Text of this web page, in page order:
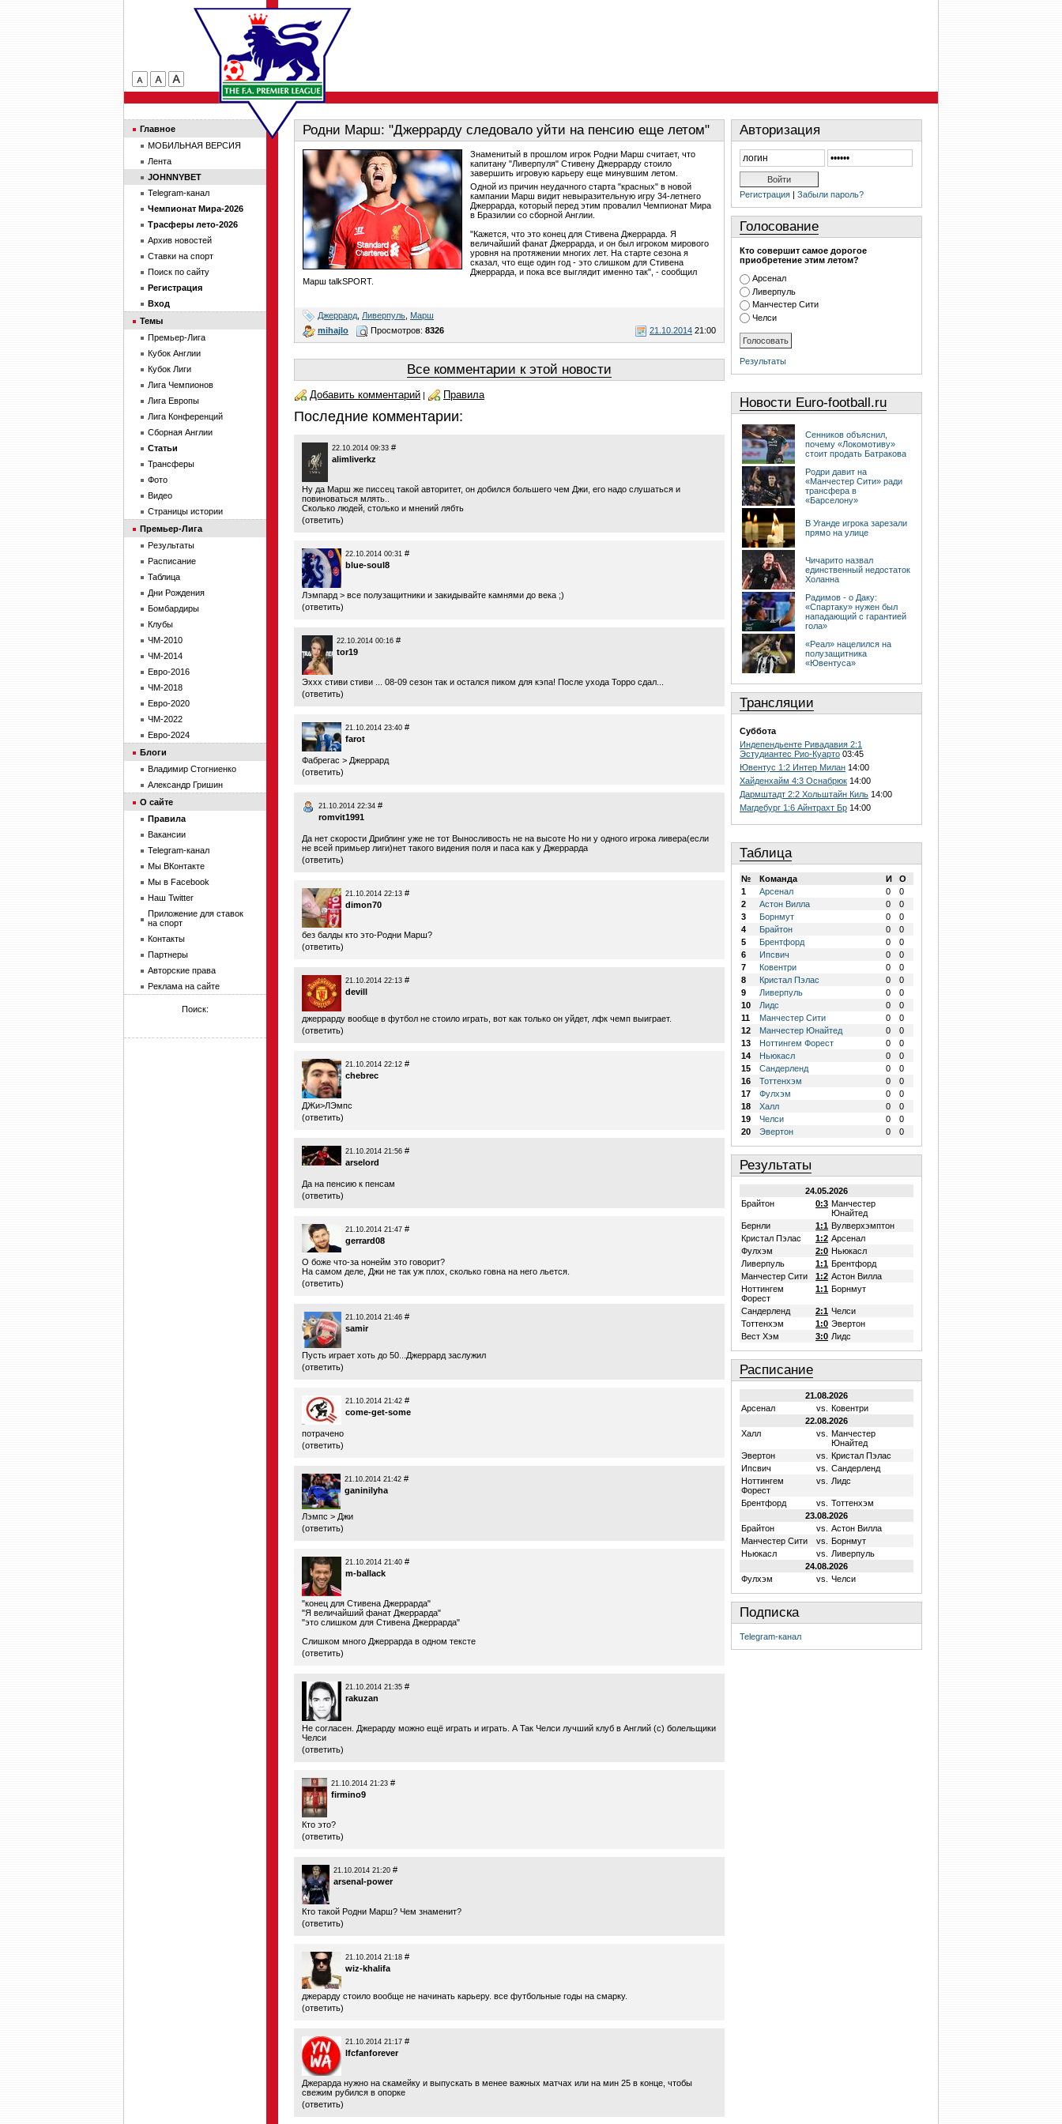
Родни Марш: "Джеррарду следовало уйти на пенсию еще летом"
Знаменитый в прошлом игрок Родни Марш считает, что
капитану "Ливерпуля" Стивену Джеррарду стоило
завершить игровую карьеру еще минувшим летом.
Одной из причин неудачного старта "красных" в новой
кампании Марш видит невыразительную игру 34-летнего
Джеррарда, который перед этим провалил Чемпионат Мира
в Бразилии со сборной Англии.
"Кажется, что это конец для Стивена Джеррарда. Я
величайший фанат Джеррарда, и он был игроком мирового
уровня на протяжении многих лет. На старте сезона я
сказал, что еще один год - это слишком для Стивена
Джеррарда, и пока все выглядит именно так", - сообщил
Марш talkSPORT.
Джеррард Ливерпуль Марш
mihajlo
21.10.2014 21:00
Просмотров: 8326
Все комментарии к этой новости
Добавить комментарий | Правила
Последние комментарии:
22.10.2014 09:33 #
alimliverkz
Ну да Марш же писсец такой авторитет, он добился большего чем Джи, его надо слушаться и
повиноваться млять..
Сколько людей, столько и мнений лябть
(ответить)
22.10.2014 00:31 #
blue-soul8
Лэмпард > все полузащитники и закидывайте камнями до века ;)
(ответить)
22.10.2014 00:16 #
tor19
Эххх стиви стиви ... 08-09 сезон так и остался пиком для кэпа! После ухода Торро сдал...
(ответить)
21.10.2014 23:40 #
farot
Фабрегас > Джеррард
(ответить)
21.10.2014 22:34 #
romvit1991
Да нет скорости Дриблинг уже не тот Выносливость не на высоте Но ни у одного игрока ливера(если
не всей примьер лиги)нет такого видения поля и паса как у Джеррарда
(ответить)
21.10.2014 22:13 #
dimon70
без балды кто это-Родни Марш?
(ответить)
21.10.2014 22:13 #
devill
джеррарду вообще в футбол не стоило играть, вот как только он уйдет, лфк чемп выиграет.
(ответить)
21.10.2014 22:12 #
chebrec
ДЖи>ЛЭмпс
(ответить)
21.10.2014 21:56 #
arselord
Да на пенсию к пенсам
(ответить)
21.10.2014 21:47 #
gerrard08
О боже что-за нонейм это говорит?
На самом деле, Джи не так уж плох, сколько говна на него льется.
(ответить)
21.10.2014 21:46 #
samir
Пусть играет хоть до 50...Джеррард заслужил
(ответить)
21.10.2014 21:42 #
come-get-some
потрачено
(ответить)
21.10.2014 21:42 #
ganinilyha
Лэмпс > Джи
(ответить)
21.10.2014 21:40 #
m-ballack
"конец для Стивена Джеррарда"
"Я величайший фанат Джеррарда"
"это слишком для Стивена Джеррарда"
Слишком много Джеррарда в одном тексте
(ответить)
21.10.2014 21:35 #
rakuzan
Не согласен. Джерарду можно ещё играть и играть. А Так Челси лучший клуб в Англий (с) болельщики
Челси
(ответить)
21.10.2014 21:23 #
firmino9
Кто это?
(ответить)
21.10.2014 21:20 #
arsenal-power
Кто такой Родни Марш? Чем знаменит?
(ответить)
21.10.2014 21:18 #
wiz-khalifa
джерарду стоило вообще не начинать карьеру. все футбольные годы на смарку.
(ответить)
21.10.2014 21:17 #
lfcfanforever
Джерарда нужно на скамейку и выпускать в менее важных матчах или на мин 25 в конце, чтобы
свежим рубился в опорке
(ответить)
Авторизация
Регистрация | Забыли пароль?
Голосование
Кто совершит самое дорогое
приобретение этим летом?
Арсенал
Ливерпуль
Манчестер Сити
Челси
Результаты
Новости Euro-football.ru
Сенников объяснил,
почему «Локомотиву»
стоит продать Батракова
Родри давит на
«Манчестер Сити» ради
трансфера в
«Барселону»
В Уганде игрока зарезали
прямо на улице
Чичарито назвал
единственный недостаток
Холанна
Радимов - о Даку:
«Спартаку» нужен был
нападающий с гарантией
гола»
«Реал» нацелился на
полузащитника
«Ювентуса»
Трансляции
Суббота
Индепендьенте Ривадавия 2:1
Эстудиантес Рио-Куарто 03:45
Ювентус 1:2 Интер Милан 14:00
Хайденхайм 4:3 Оснабрюк 14:00
Дармштадт 2:2 Хольштайн Киль 14:00
Магдебург 1:6 Айнтрахт Бр 14:00
Таблица
№ Команда И
О
1
Арсенал 0
0
2
Астон Вилла 0
0
3
Борнмут 0
0
4
Брайтон 0
0
5
Брентфорд 0
0
6
Ипсвич 0
0
7
Ковентри 0
0
8
Кристал Пэлас 0
0
9
Ливерпуль 0
0
10
Лидс 0
0
11
Манчестер Сити 0
0
12
Манчестер Юнайтед 0
0
13
Ноттингем Форест 0
0
14
Ньюкасл 0
0
15
Сандерленд 0
0
16
Тоттенхэм 0
0
17
Фулхэм 0
0
18
Халл 0
0
19
Челси 0
0
20
Эвертон 0 0
Результаты
24.05.2026
Брайтон
0:3 Манчестер
Юнайтед
Бернли
1:1 Вулверхэмптон
Кристал Пэлас
1:2 Арсенал
Фулхэм
2:0 Ньюкасл
Ливерпуль
1:1 Брентфорд
Манчестер Сити
1:2 Астон Вилла
Ноттингем
Форест
1:1 Борнмут
Сандерленд 2:1 Челси
Тоттенхэм
1:0 Эвертон
Вест Хэм
3:0 Лидс
Расписание
21.08.2026
Арсенал
vs.
Ковентри
22.08.2026
Халл
vs.
Манчестер
Юнайтед
Эвертон
vs.
Кристал Пэлас
Ипсвич
vs.
Сандерленд
Ноттингем
Форест
vs. Лидс
Брентфорд vs.
Тоттенхэм
23.08.2026
Брайтон
vs.
Астон Вилла
Манчестер Сити
vs.
Борнмут
Ньюкасл
vs.
Ливерпуль
24.08.2026
Фулхэм
vs. Челси
Подписка
Telegram-канал
Главное
МОБИЛЬНАЯ ВЕРСИЯ
Лента
JOHNNYBET
Telegram-канал
Чемпионат Мира-2026
Трасферы лето-2026
Архив новостей
Ставки на спорт
Поиск по сайту
Регистрация
Вход
Темы
Премьер-Лига
Кубок Англии
Кубок Лиги
Лига Чемпионов
Лига Европы
Лига Конференций
Сборная Англии
Статьи
Трансферы
Фото
Видео
Страницы истории
Премьер-Лига
Результаты
Расписание
Таблица
Дни Рождения
Бомбардиры
Клубы
ЧМ-2010
ЧМ-2014
Евро-2016
ЧМ-2018
Евро-2020
ЧМ-2022
Евро-2024
Блоги
Владимир Стогниенко
Александр Гришин
О сайте
Правила
Вакансии
Telegram-канал
Мы ВКонтакте
Мы в Facebook
Наш Twitter
Приложение для ставок
на спорт
Контакты
Партнеры
Авторские права
Реклама на сайте
Поиск: